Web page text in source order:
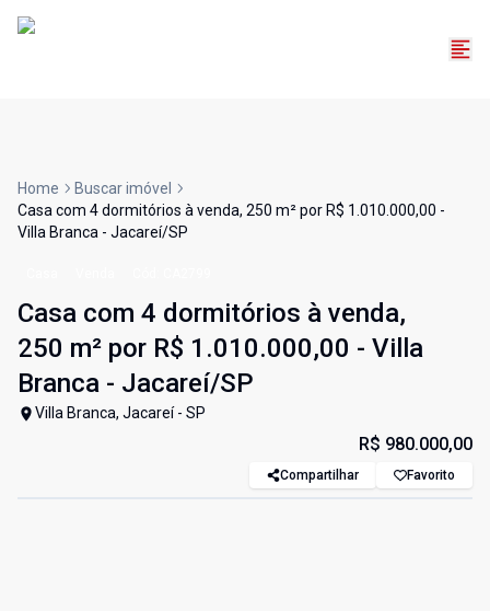
Home
Buscar imóvel
Casa com 4 dormitórios à venda, 250 m² por R$ 1.010.000,00 -
Villa Branca - Jacareí/SP
Casa com 4 dormitórios à venda,
250 m² por R$ 1.010.000,00 - Villa
Branca - Jacareí/SP
Villa Branca, Jacareí - SP
R$ 980.000,00
Compartilhar Favorito